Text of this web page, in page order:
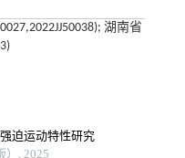
湖南省